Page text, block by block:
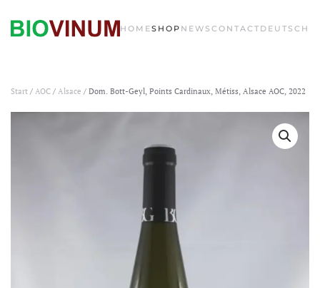
HOMESHOP NEWS CONTACT DEUTSCH
Start / AOC / Alsace / Dom. Bott-Geyl, Points Cardinaux, Métiss, Alsace AOC, 2022